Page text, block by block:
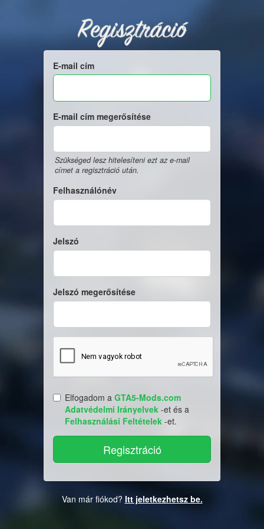
Regisztráció
E-mail cím
E-mail cím megerősítése
Szükséged lesz hitelesíteni ezt az e-mail
címet a regisztráció után.
Felhasználónév
Jelszó
Jelszó megerősítése
Elfogadom a GTA5-Mods.com
Adatvédelmi Irányelvek -et és a
Felhasználási Feltételek -et.
Van már fiókod? Itt jeletkezhetsz be.